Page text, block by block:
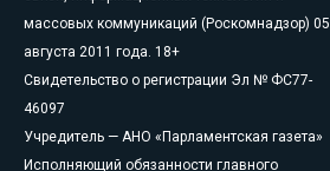
массовых коммуникаций (Роскомнадзор) 05
августа 2011 года. 18+
Свидетельство о регистрации Эл № ФС77-
46097
Учредитель — АНО «Парламентская газета»
Исполняющий обязанности главного